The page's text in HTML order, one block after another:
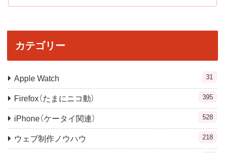
カテゴリー
Apple Watch 31
Firefox（たまにニコ動） 395
iPhone（ケータイ関連） 528
ウェブ制作ノウハウ 218